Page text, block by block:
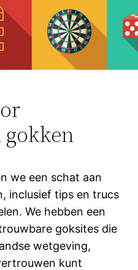
we een schat aan
inclusief tips en trucs
We hebben een
goksites die
wetgeving,
kunt